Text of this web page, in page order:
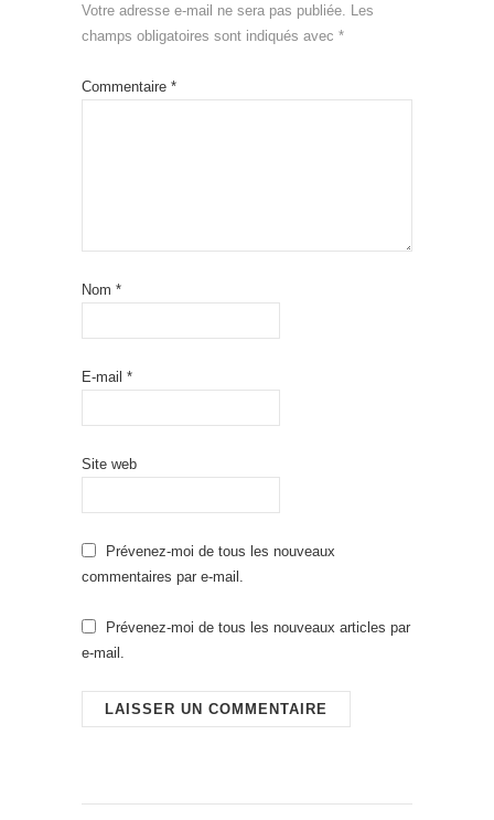
Votre adresse e-mail ne sera pas publiée.
Les
champs obligatoires sont indiqués avec *
Commentaire *
Nom *
E-mail *
Site web
Prévenez-moi de tous les nouveaux
commentaires par e-mail.
Prévenez-moi de tous les nouveaux articles par
e-mail.